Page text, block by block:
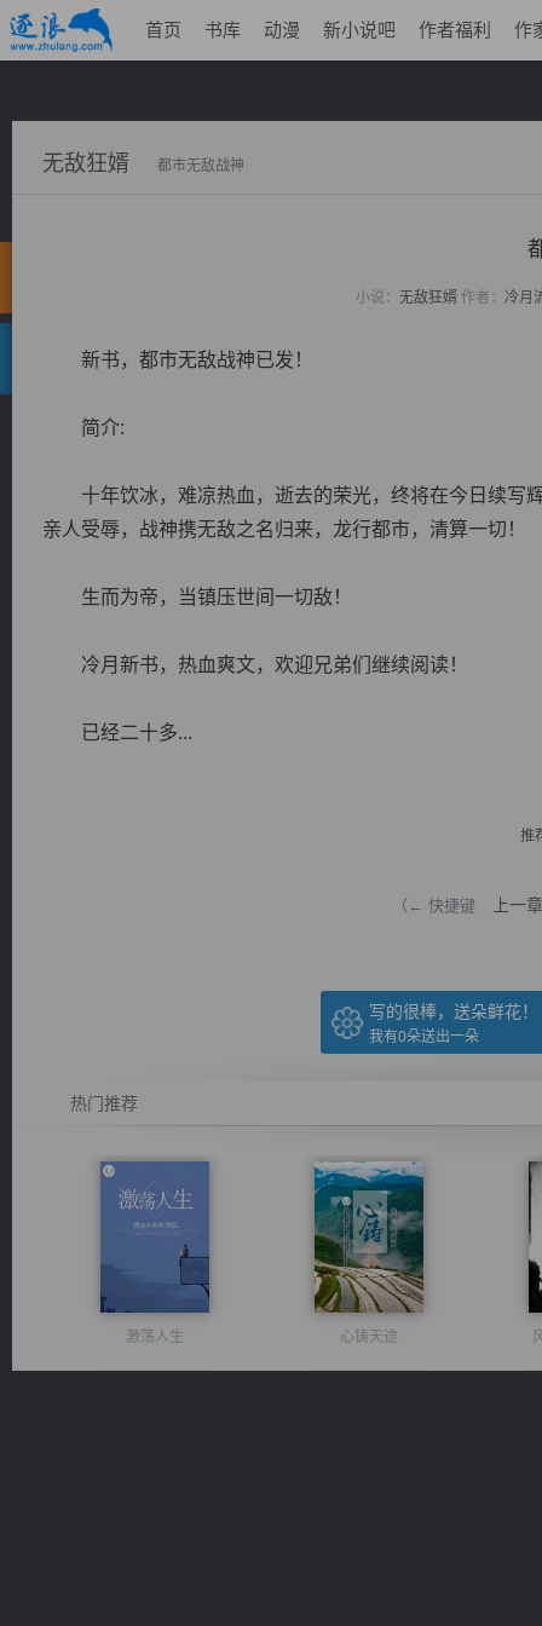
首页 书库 动漫 新小说吧 作者福利 作
无敌狂婿 都市无敌战神
小说： 无敌狂婿 作者： 冷月
新书，都市无敌战神已发！
简介:
十年饮冰，难凉热血，逝去的荣光，终将在今日续写
亲人受辱，战神携无敌之名归来，龙行都市，清算一切！
生而为帝，当镇压世间一切敌！
冷月新书，热血爽文，欢迎兄弟们继续阅读！
已经二十多...
推
（← 快捷键 上一章
写的很棒，送朵鲜花！
我有0朵送出一朵
热门推荐
激荡人生 心铸天途